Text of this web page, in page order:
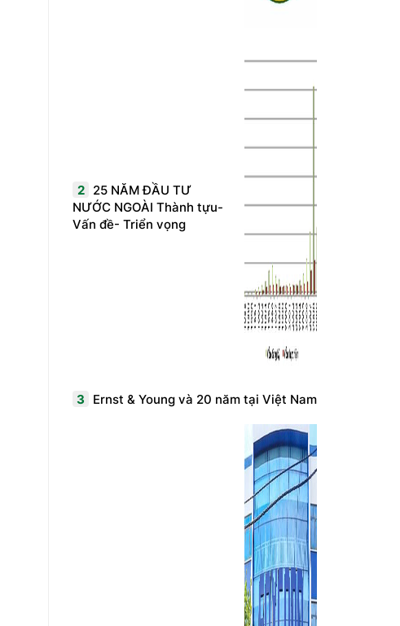
2
25 NĂM ĐẦU TƯ
NƯỚC NGOÀI Thành tựu-
Vấn đề- Triển vọng
3 Ernst & Young và 20 năm tại Việt Nam